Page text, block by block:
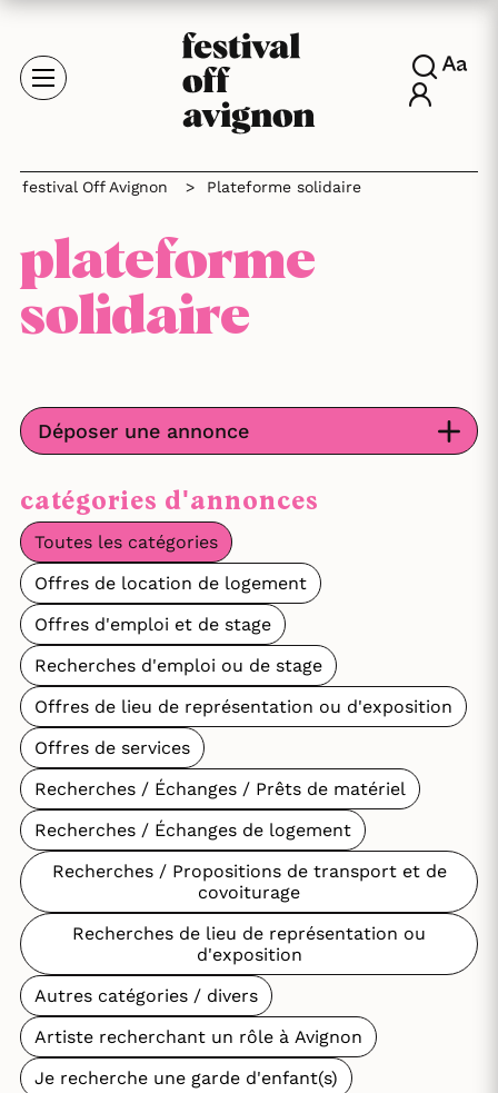
festival Off Avignon > Plateforme solidaire
plateforme
solidaire
Déposer une annonce
catégories d'annonces
Toutes les catégories
Offres de location de logement
Offres d'emploi et de stage
Recherches d'emploi ou de stage
Offres de lieu de représentation ou d'exposition
Offres de services
Recherches / Échanges / Prêts de matériel
Recherches / Échanges de logement
Recherches / Propositions de transport et de
covoiturage
Recherches de lieu de représentation ou
d'exposition
Autres catégories / divers
Artiste recherchant un rôle à Avignon
Je recherche une garde d'enfant(s)